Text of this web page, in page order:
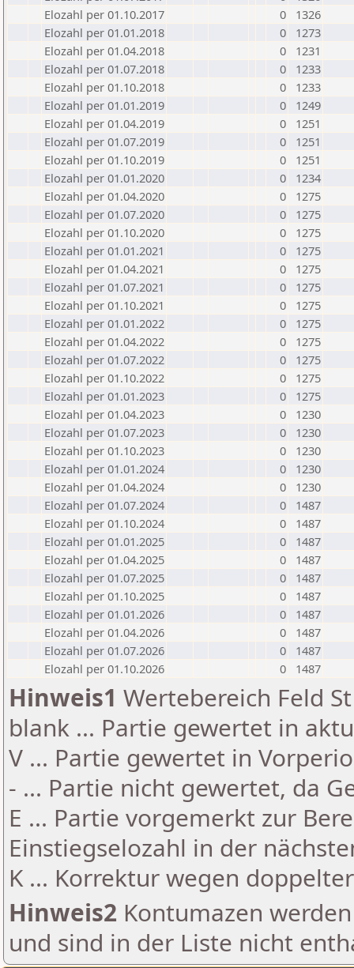
Elozahl per 01.10.2017
0
1326
Elozahl per 01.01.2018
0
1273
Elozahl per 01.04.2018
0
1231
Elozahl per 01.07.2018
0
1233
Elozahl per 01.10.2018
0
1233
Elozahl per 01.01.2019
0
1249
Elozahl per 01.04.2019
0
1251
Elozahl per 01.07.2019
0
1251
Elozahl per 01.10.2019
0
1251
Elozahl per 01.01.2020
0
1234
Elozahl per 01.04.2020
0
1275
Elozahl per 01.07.2020
0
1275
Elozahl per 01.10.2020
0
1275
Elozahl per 01.01.2021
0
1275
Elozahl per 01.04.2021
0
1275
Elozahl per 01.07.2021
0
1275
Elozahl per 01.10.2021
0
1275
Elozahl per 01.01.2022
0
1275
Elozahl per 01.04.2022
0
1275
Elozahl per 01.07.2022
0
1275
Elozahl per 01.10.2022
0
1275
Elozahl per 01.01.2023
0
1275
Elozahl per 01.04.2023
0
1230
Elozahl per 01.07.2023
0
1230
Elozahl per 01.10.2023
0
1230
Elozahl per 01.01.2024
0
1230
Elozahl per 01.04.2024
0
1230
Elozahl per 01.07.2024
0
1487
Elozahl per 01.10.2024
0
1487
Elozahl per 01.01.2025
0
1487
Elozahl per 01.04.2025
0
1487
Elozahl per 01.07.2025
0
1487
Elozahl per 01.10.2025
0
1487
Elozahl per 01.01.2026
0
1487
Elozahl per 01.04.2026
0
1487
Elozahl per 01.07.2026
0
1487
Elozahl per 01.10.2026
0 1487
Hinweis1 Wertebereich Feld
blank ... Partie gewertet in
V ... Partie gewertet in
- ... Partie nicht gewertet, da
E ... Partie vorgemerkt zur
Einstiegselozahl in der
K ... Korrektur wegen
Hinweis2 Kontumazen
und sind in der Liste nicht